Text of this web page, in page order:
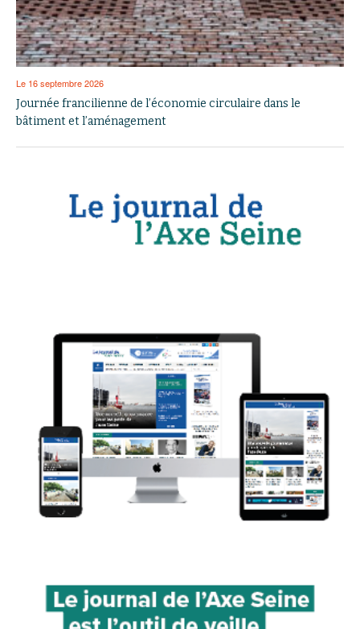
Le 16 septembre 2026
Journée francilienne de l’économie circulaire dans le
bâtiment et l’aménagement